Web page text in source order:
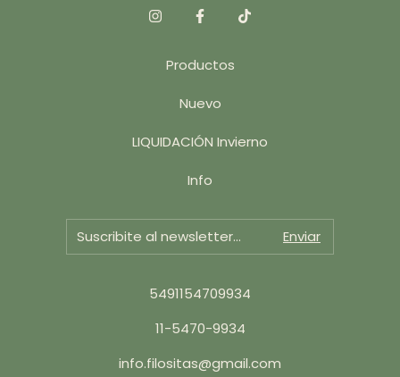
Productos
Nuevo
LIQUIDACIÓN Invierno
Info
5491154709934
11-5470-9934
info.filositas@gmail.com